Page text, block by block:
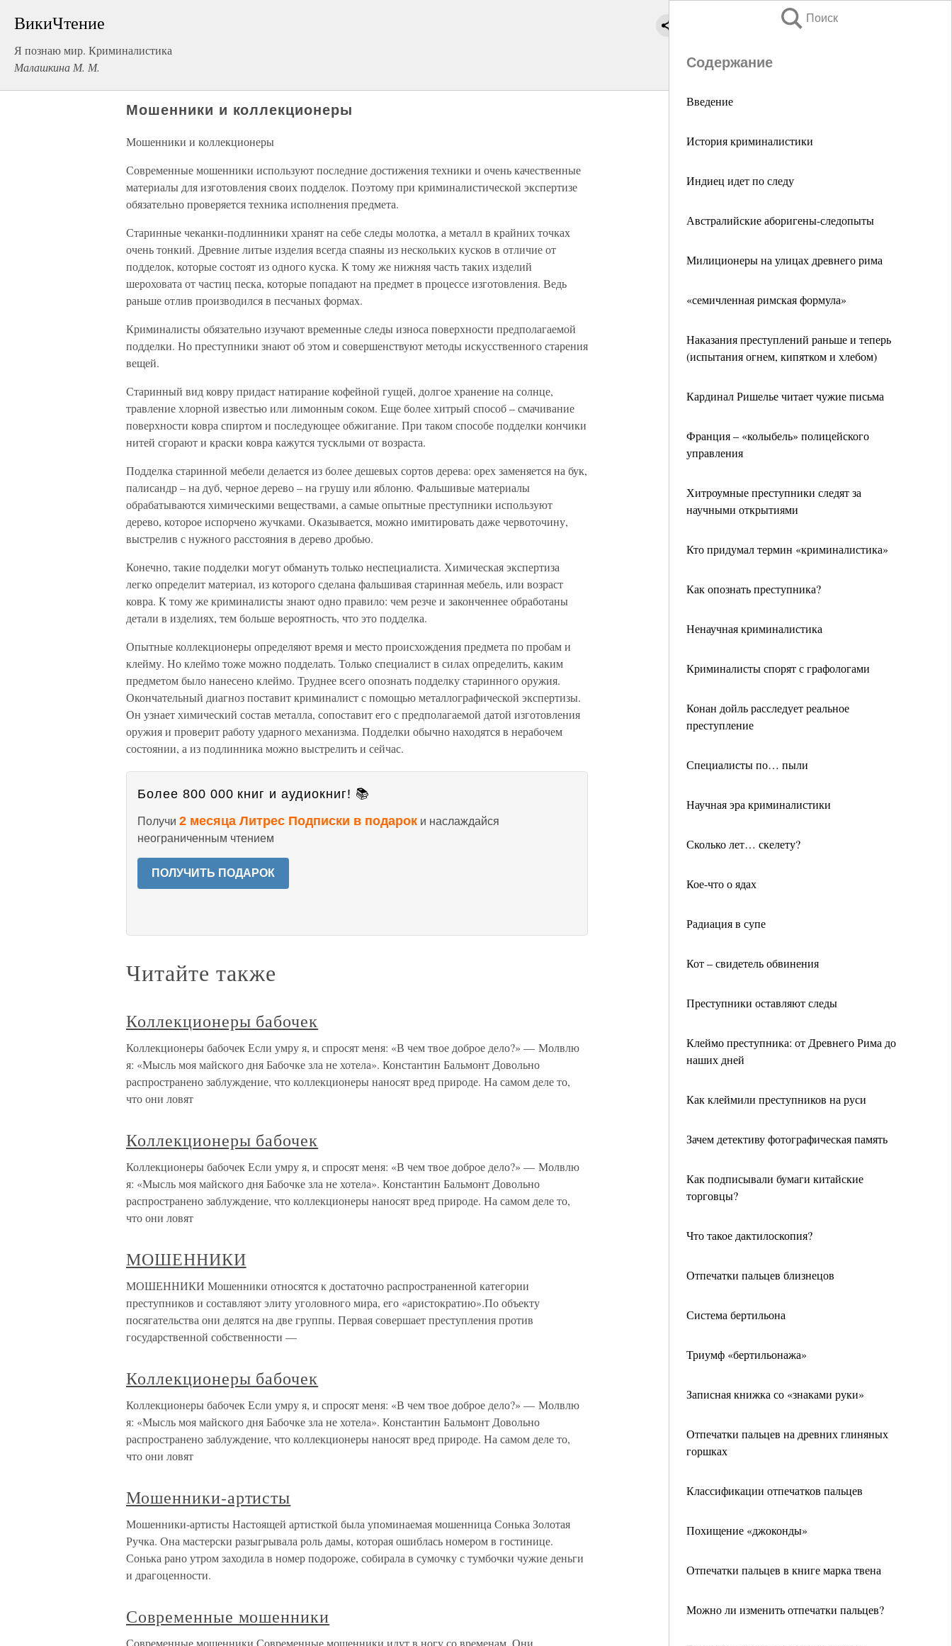
ВикиЧтение
Я познаю мир. Криминалистика
Малашкина М. М.
Поиск
Содержание
Введение
История криминалистики
Индиец идет по следу
Австралийские аборигены-следопыты
Милиционеры на улицах древнего рима
«семичленная римская формула»
Наказания преступлений раньше и теперь
(испытания огнем, кипятком и хлебом)
Кардинал Ришелье читает чужие письма
Франция – «колыбель» полицейского
управления
Хитроумные преступники следят за
научными открытиями
Кто придумал термин «криминалистика»
Как опознать преступника?
Ненаучная криминалистика
Криминалисты спорят с графологами
Конан дойль расследует реальное
преступление
Специалисты по… пыли
Научная эра криминалистики
Сколько лет… скелету?
Кое-что о ядах
Радиация в супе
Кот – свидетель обвинения
Преступники оставляют следы
Клеймо преступника: от Древнего Рима до
наших дней
Как клеймили преступников на руси
Зачем детективу фотографическая память
Как подписывали бумаги китайские
торговцы?
Что такое дактилоскопия?
Отпечатки пальцев близнецов
Система бертильона
Триумф «бертильонажа»
Записная книжка со «знаками руки»
Отпечатки пальцев на древних глиняных
горшках
Классификации отпечатков пальцев
Похищение «джоконды»
Отпечатки пальцев в книге марка твена
Можно ли изменить отпечатки пальцев?
Мошенники и коллекционеры
Мошенники и коллекционеры
Современные мошенники используют последние достижения техники и очень качественные
материалы для изготовления своих подделок. Поэтому при криминалистической экспертизе
обязательно проверяется техника исполнения предмета.
Старинные чеканки-подлинники хранят на себе следы молотка, а металл в крайних точках
очень тонкий. Древние литые изделия всегда спаяны из нескольких кусков в отличие от
подделок, которые состоят из одного куска. К тому же нижняя часть таких изделий
шероховата от частиц песка, которые попадают на предмет в процессе изготовления. Ведь
раньше отлив производился в песчаных формах.
Криминалисты обязательно изучают временные следы износа поверхности предполагаемой
подделки. Но преступники знают об этом и совершенствуют методы искусственного старения
вещей.
Старинный вид ковру придаст натирание кофейной гущей, долгое хранение на солнце,
травление хлорной известью или лимонным соком. Еще более хитрый способ – смачивание
поверхности ковра спиртом и последующее обжигание. При таком способе подделки кончики
нитей сгорают и краски ковра кажутся тусклыми от возраста.
Подделка старинной мебели делается из более дешевых сортов дерева: орех заменяется на бук,
палисандр – на дуб, черное дерево – на грушу или яблоню. Фальшивые материалы
обрабатываются химическими веществами, а самые опытные преступники используют
дерево, которое испорчено жучками. Оказывается, можно имитировать даже червоточину,
выстрелив с нужного расстояния в дерево дробью.
Конечно, такие подделки могут обмануть только неспециалиста. Химическая экспертиза
легко определит материал, из которого сделана фальшивая старинная мебель, или возраст
ковра. К тому же криминалисты знают одно правило: чем резче и законченнее обработаны
детали в изделиях, тем больше вероятность, что это подделка.
Опытные коллекционеры определяют время и место происхождения предмета по пробам и
клейму. Но клеймо тоже можно подделать. Только специалист в силах определить, каким
предметом было нанесено клеймо. Труднее всего опознать подделку старинного оружия.
Окончательный диагноз поставит криминалист с помощью металлографической экспертизы.
Он узнает химический состав металла, сопоставит его с предполагаемой датой изготовления
оружия и проверит работу ударного механизма. Подделки обычно находятся в нерабочем
состоянии, а из подлинника можно выстрелить и сейчас.
Более 800 000 книг и аудиокниг! 📚
Получи 2 месяца Литрес Подписки в подарок и наслаждайся
неограниченным чтением
ПОЛУЧИТЬ ПОДАРОК
Читайте также
Коллекционеры бабочек
Коллекционеры бабочек Если умру я, и спросят меня: «В чем твое доброе дело?» — Молвлю
я: «Мысль моя майского дня Бабочке зла не хотела». Константин Бальмонт Довольно
распространено заблуждение, что коллекционеры наносят вред природе. На самом деле то,
что они ловят
Коллекционеры бабочек
Коллекционеры бабочек Если умру я, и спросят меня: «В чем твое доброе дело?» — Молвлю
я: «Мысль моя майского дня Бабочке зла не хотела». Константин Бальмонт Довольно
распространено заблуждение, что коллекционеры наносят вред природе. На самом деле то,
что они ловят
МОШЕННИКИ
МОШЕННИКИ Мошенники относятся к достаточно распространенной категории
преступников и составляют элиту уголовного мира, его «аристократию».По объекту
посягательства они делятся на две группы. Первая совершает преступления против
государственной собственности —
Коллекционеры бабочек
Коллекционеры бабочек Если умру я, и спросят меня: «В чем твое доброе дело?» — Молвлю
я: «Мысль моя майского дня Бабочке зла не хотела». Константин Бальмонт Довольно
распространено заблуждение, что коллекционеры наносят вред природе. На самом деле то,
что они ловят
Мошенники-артисты
Мошенники-артисты Настоящей артисткой была упоминаемая мошенница Сонька Золотая
Ручка. Она мастерски разыгрывала роль дамы, которая ошиблась номером в гостинице.
Сонька рано утром заходила в номер подороже, собирала в сумочку с тумбочки чужие деньги
и драгоценности.
Современные мошенники
Современные мошенники Современные мошенники идут в ногу со временам. Они